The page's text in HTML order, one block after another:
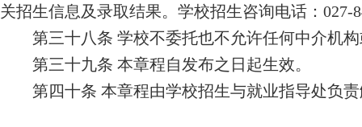
关招生信息及录取结果。学校招生咨询电话： 027-
第三十八条 学校不委托也不允许任何中介机
第三十九条 本章程自发布之日起生效。
第四十条 本章程由学校招生与就业指导处负